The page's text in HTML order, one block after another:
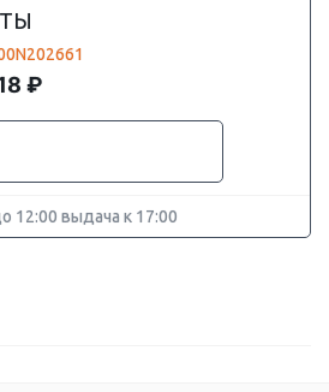
₽
12:00 выдача к 17:00